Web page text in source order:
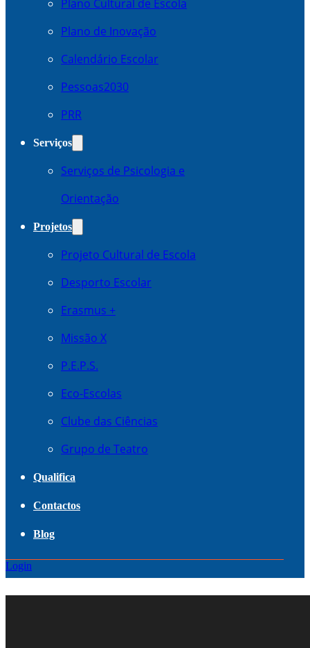
Plano Cultural de Escola
Plano de Inovação
Calendário Escolar
Pessoas2030
PRR
Serviços
Serviços de Psicologia e
Orientação
Projetos
Projeto Cultural de Escola
Desporto Escolar
Erasmus +
Missão X
P.E.P.S.
Eco-Escolas
Clube das Ciências
Grupo de Teatro
Qualifica
Contactos
Blog
Login